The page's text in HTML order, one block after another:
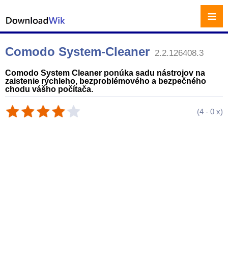
Comodo System-Cleaner 2.2.126408.3
Comodo System Cleaner ponúka sadu nástrojov na
zaistenie rýchleho, bezproblémového a bezpečného
chodu vášho počítača.
(4 - 0 x)
≡